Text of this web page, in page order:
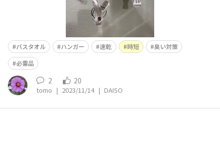
バスタオル ハンガー 速乾 時短
臭い対策
必需品
2 20
tomo | 2023/11/14 | DAISO